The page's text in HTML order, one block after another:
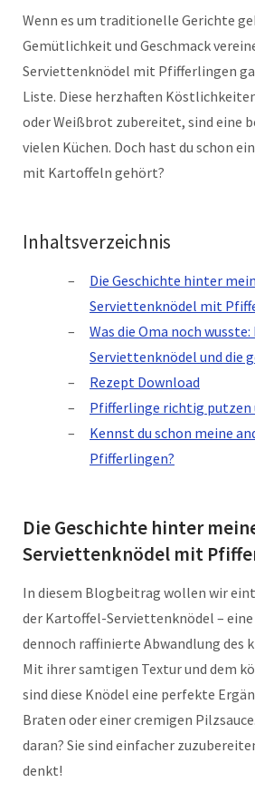
Wenn es um traditionelle Gerichte
Gemütlichkeit und Geschmack
Serviettenknödel mit Pfifferlingen
Liste. Diese herzhaften
oder Weißbrot zubereitet, sind eine
vielen Küchen. Doch hast du schon
mit Kartoffeln gehört?
Inhaltsverzeichnis
Die Geschichte hinter
Serviettenknödel mit
Was die Oma noch
Serviettenknödel und die
Rezept Download
Pfifferlinge richtig putzen
Kennst du schon meine
Pfifferlingen?
Die Geschichte hinter
Serviettenknödel mit
In diesem Blogbeitrag wollen wir
der Kartoffel-Serviettenknödel –
dennoch raffinierte Abwandlung des
Mit ihrer samtigen Textur und dem
sind diese Knödel eine perfekte
Braten oder einer cremigen
daran? Sie sind einfacher
denkt!